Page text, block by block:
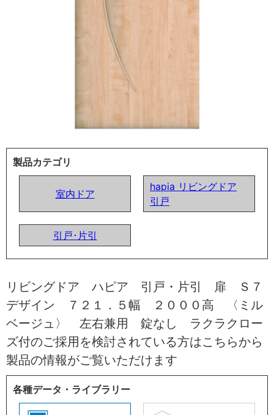
製品カテゴリ
室内ドア
hapia リビングドア
引戸
引戸･片引
リビングドア ハピア 引戸・片引 扉 Ｓ７
デザイン ７２１．５幅 ２０００高 〈ミル
ベージュ〉 左右兼用 錠なし ラクラクロー
ズ付のご採用を検討されている方はこちらから
製品の情報がご覧いただけます
各種データ・ライブラリー